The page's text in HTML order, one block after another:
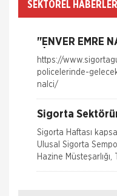
Ferdi Kaza Hasar
Kasko Hasar
Kaza Tespit
Nakliye Hasarı İçin
SEKTÖREL HABERLER
"ENVER EMRE NALCI"
SİGORTALARI
SAB SAĞLIK
https://
policelerinde-
nalci/
Sigorta
Konuşuldu
Sigorta Haftası
Ulusal Sigorta
Hazine
Birliği (TOBB) ve